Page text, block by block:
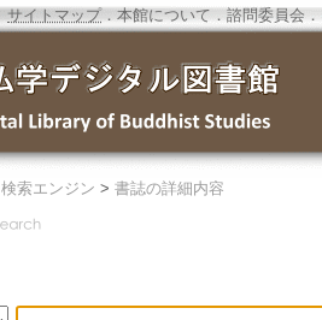
サイトマップ．本館について ． 諮問委員会 ．
検索エンジン > 書誌の詳細内容